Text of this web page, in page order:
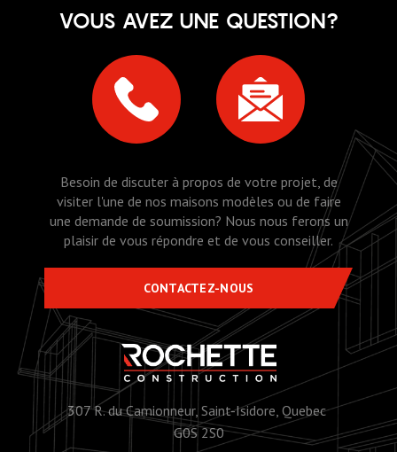
VOUS AVEZ UNE QUESTION?
Besoin de discuter à propos de votre projet, de
visiter l'une de nos maisons modèles ou de faire
une demande de soumission? Nous nous ferons un
plaisir de vous répondre et de vous conseiller.
CONTACTEZ-NOUS
307 R. du Camionneur, Saint-Isidore, Quebec
G0S 2S0